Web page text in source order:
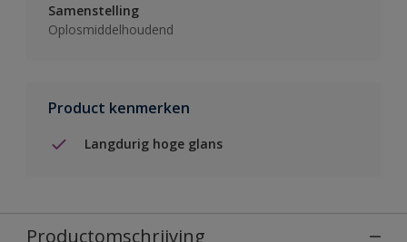
Samenstelling
Oplosmiddelhoudend
Product kenmerken
Langdurig hoge glans
Productomschrijving